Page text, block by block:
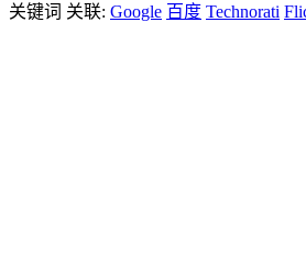
关键词 关联: Google 百度 Technorati